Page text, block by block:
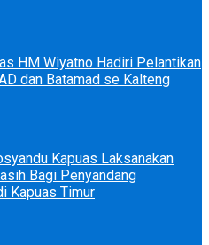
HM Wiyatno Hadiri Pelantikan
dan Batamad se Kalteng
Kapuas Laksanakan
Bagi Penyandang
Kapuas Timur